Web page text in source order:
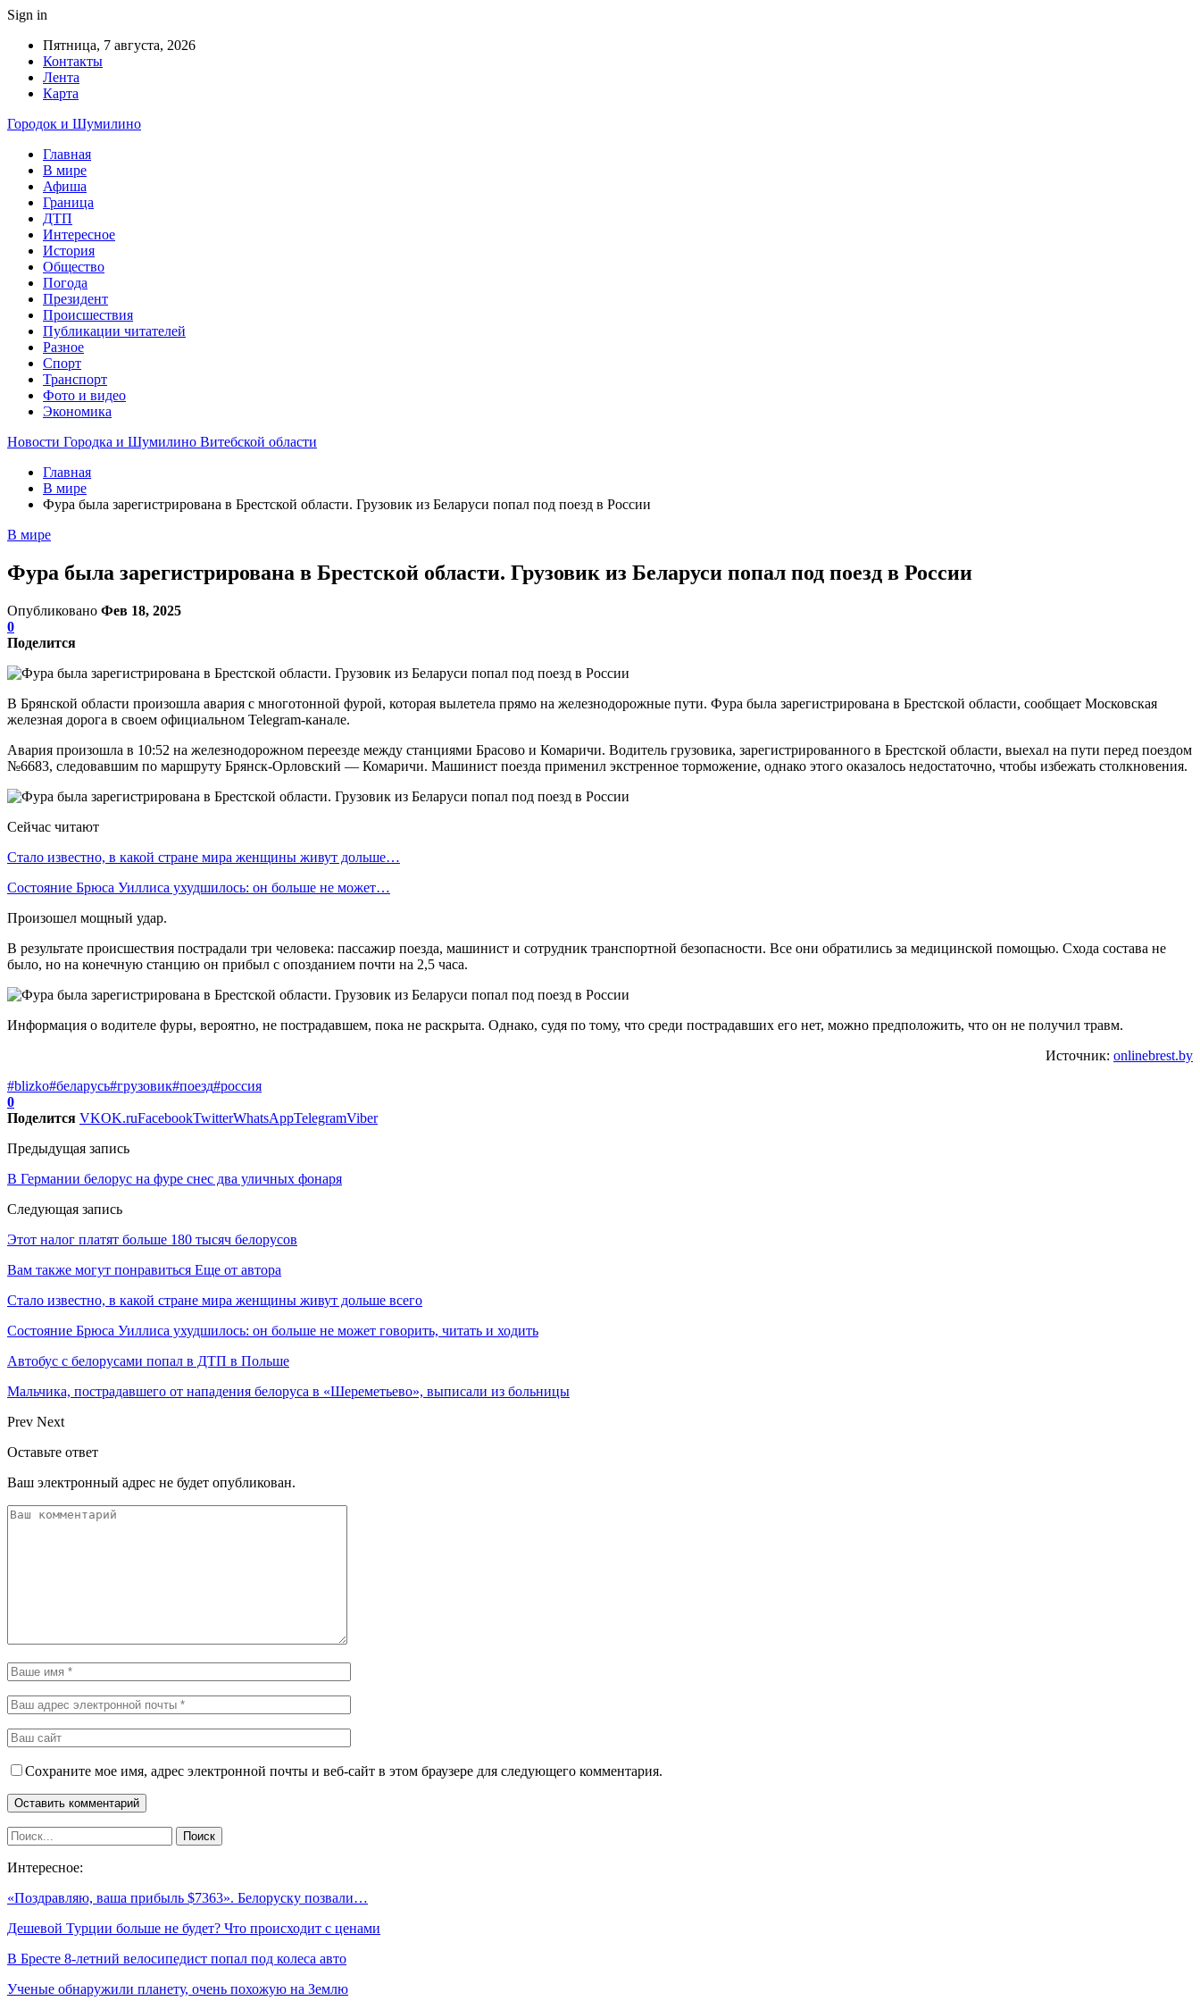
Sign in
Пятница, 7 августа, 2026
Контакты
Лента
Карта
Городок и Шумилино
Главная
В мире
Афиша
Граница
ДТП
Интересное
История
Общество
Погода
Президент
Происшествия
Публикации читателей
Разное
Спорт
Транспорт
Фото и видео
Экономика
Новости Городка и Шумилино Витебской области
Главная
В мире
Фура была зарегистрирована в Брестской области. Грузовик из Беларуси попал под поезд в России
В мире
Фура была зарегистрирована в Брестской области. Грузовик из Беларуси попал под поезд в России
Опубликовано Фев 18, 2025
0
Поделится
В Брянской области произошла авария с многотонной фурой, которая вылетела прямо на железнодорожные пути. Фура была зарегистрирована в Брестской области, сообщает Московская
железная дорога в своем официальном Telegram-канале.
Авария произошла в 10:52 на железнодорожном переезде между станциями Брасово и Комаричи. Водитель грузовика, зарегистрированного в Брестской области, выехал на пути перед поездом
№6683, следовавшим по маршруту Брянск-Орловский — Комаричи. Машинист поезда применил экстренное торможение, однако этого оказалось недостаточно, чтобы избежать столкновения.
Сейчас читают
Стало известно, в какой стране мира женщины живут дольше…
Состояние Брюса Уиллиса ухудшилось: он больше не может…
Произошел мощный удар.
В результате происшествия пострадали три человека: пассажир поезда, машинист и сотрудник транспортной безопасности. Все они обратились за медицинской помощью. Схода состава не
было, но на конечную станцию он прибыл с опозданием почти на 2,5 часа.
Информация о водителе фуры, вероятно, не пострадавшем, пока не раскрыта. Однако, судя по тому, что среди пострадавших его нет, можно предположить, что он не получил травм.
Источник: onlinebrest.by
#blizko#беларусь#грузовик#поезд#россия
0
Поделится VKOK.ruFacebookTwitterWhatsAppTelegramViber
Предыдущая запись
В Германии белорус на фуре снес два уличных фонаря
Следующая запись
Этот налог платят больше 180 тысяч белорусов
Вам также могут понравиться Еще от автора
Стало известно, в какой стране мира женщины живут дольше всего
Состояние Брюса Уиллиса ухудшилось: он больше не может говорить, читать и ходить
Автобус с белорусами попал в ДТП в Польше
Мальчика, пострадавшего от нападения белоруса в «Шереметьево», выписали из больницы
Prev Next
Оставьте ответ
Ваш электронный адрес не будет опубликован.
Сохраните мое имя, адрес электронной почты и веб-сайт в этом браузере для следующего комментария.
Интересное:
«Поздравляю, ваша прибыль $7363». Белоруску позвали…
Дешевой Турции больше не будет? Что происходит с ценами
В Бресте 8-летний велосипедист попал под колеса авто
Ученые обнаружили планету, очень похожую на Землю